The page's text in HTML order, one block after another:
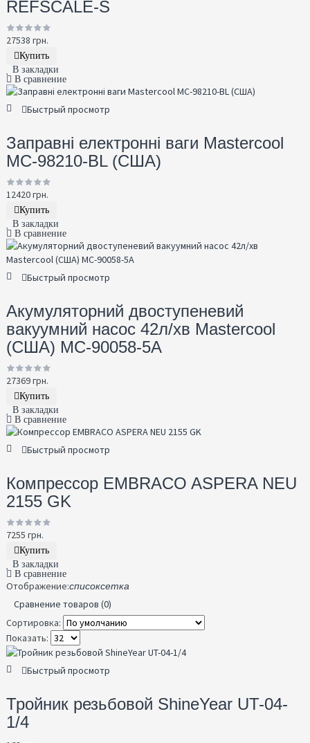
REFSCALE-S
27538 грн.
Купить
В закладки
В сравнение
Быстрый просмотр
Заправні електронні ваги Mastercool
MC-98210-BL (США)
12420 грн.
Купить
В закладки
В сравнение
Быстрый просмотр
Акумуляторний двоступеневий
вакуумний насос 42л/хв Mastercool
(США) MC-90058-5A
27369 грн.
Купить
В закладки
В сравнение
Быстрый просмотр
Компрессор EMBRACO ASPERA NEU
2155 GK
7255 грн.
Купить
В закладки
В сравнение
Отображение:списоксетка
Сравнение товаров (0)
Сортировка:
Показать:
Быстрый просмотр
Тройник резьбовой ShineYear UT-04-
1/4